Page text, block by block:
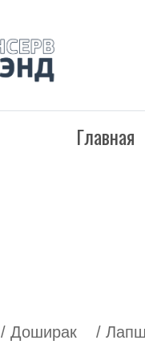
Главная
/ Доширак /